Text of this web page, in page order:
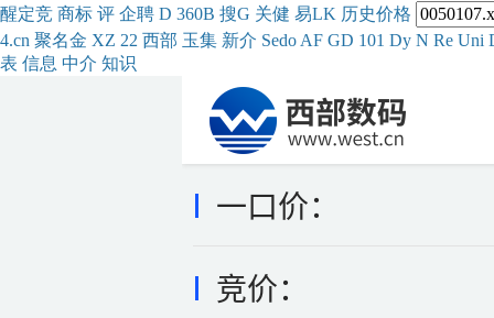
醒定竞 商标 评 企聘 D 360B 搜G 关健 易LK 历史价格
4.cn 聚名金 XZ 22 西部 玉集 新介 Sedo AF GD 101 Dy N Re Uni
表 信息 中介 知识